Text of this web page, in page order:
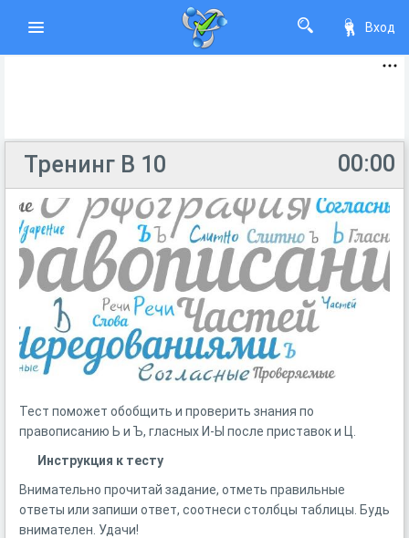
Вход
00:00
Тренинг В 10
Тест поможет обобщить и проверить знания по
правописанию Ь и Ъ, гласных И-Ы после приставок и Ц.
Инструкция к тесту
Внимательно прочитай задание, отметь правильные
ответы или запиши ответ, соотнеси столбцы таблицы. Будь
внимателен. Удачи!